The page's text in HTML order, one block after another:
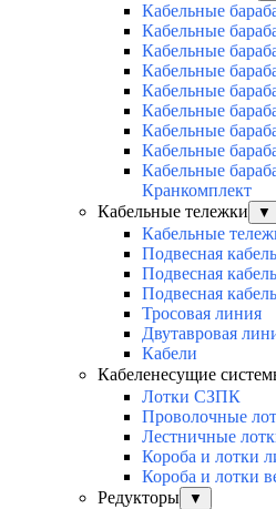
Кабельные
Кабельные
Кабельные
Кабельные
Кабельные
Кабельные
Кабельные
Кабельные
Кабельные
Кранкомплект
Кабельные тележки
▼
Кабельные
Подвесная
Подвесная
Подвесная
Тросовая линия
Двутавровая
Кабели
Кабеленесущие
Лотки СЗПК
Проволочные
Лестничные
Короба и лотки
Короба и лотки
Редукторы
▼